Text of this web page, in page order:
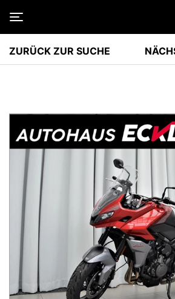
ZURÜCK ZUR SUCHE